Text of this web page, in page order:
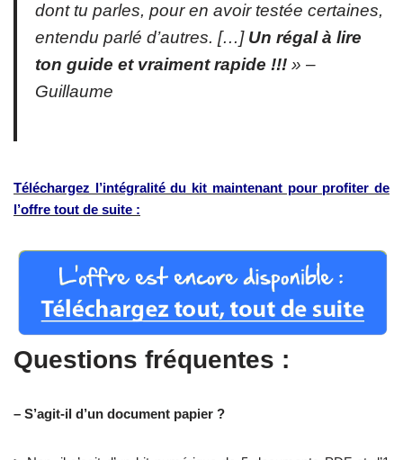
dont tu parles, pour en avoir testée certaines,
entendu parlé d’autres. […] Un régal à lire
ton guide et vraiment rapide !!! » –
Guillaume
Téléchargez l’intégralité du kit maintenant pour profiter de
l’offre tout de suite :
Questions fréquentes :
– S’agit-il d’un document papier ?